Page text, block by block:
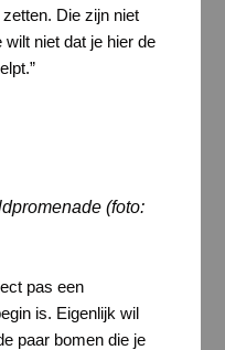
Die zijn niet
niet dat je hier de
(foto:
pas een
is. Eigenlijk wil
paar bomen die je